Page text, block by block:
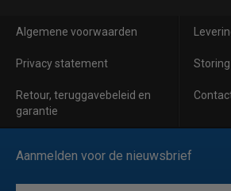
Algemene voorwaarden
Privacy statement
Retour, teruggavebeleid en
garantie
Aanmelden voor de nieuwsbrief